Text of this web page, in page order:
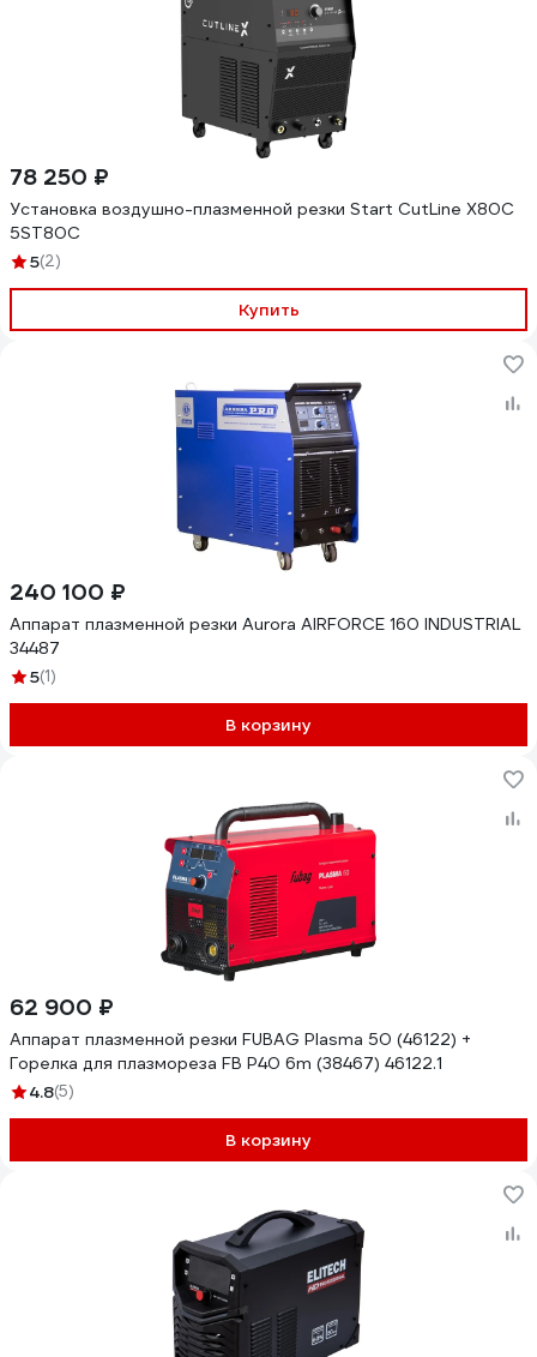
78 250 ₽
Установка воздушно-плазменной резки Start CutLine X80C
5ST80С
5(2)
Купить
240 100 ₽
Аппарат плазменной резки Aurora AIRFORCE 160 INDUSTRIAL
34487
5(1)
В корзину
62 900 ₽
Аппарат плазменной резки FUBAG Plasma 50 (46122) +
Горелка для плазмореза FB P40 6m (38467) 46122.1
4.8(5)
В корзину